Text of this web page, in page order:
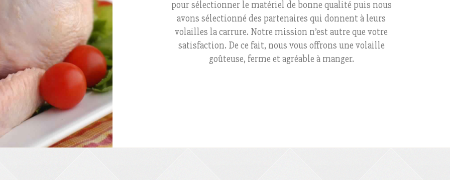
pour sélectionner le matériel de bonne qualité puis nous
avons sélectionné des partenaires qui donnent à leurs
volailles la carrure. Notre mission n’est autre que votre
satisfaction. De ce fait, nous vous offrons une volaille
goûteuse, ferme et agréable à manger.